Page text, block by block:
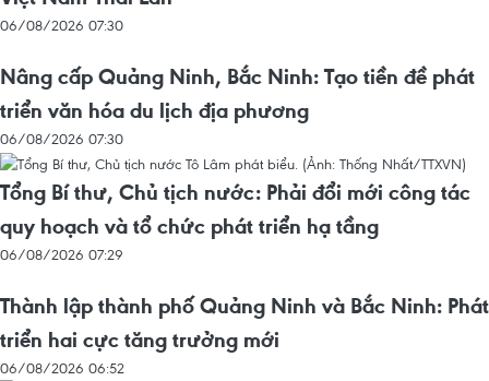
06/08/2026 07:30
Nâng cấp Quảng Ninh, Bắc Ninh: Tạo tiền đề phát
triển văn hóa du lịch địa phương
06/08/2026 07:30
Tổng Bí thư, Chủ tịch nước: Phải đổi mới công tác
quy hoạch và tổ chức phát triển hạ tầng
06/08/2026 07:29
Thành lập thành phố Quảng Ninh và Bắc Ninh: Phát
triển hai cực tăng trưởng mới
06/08/2026 06:52